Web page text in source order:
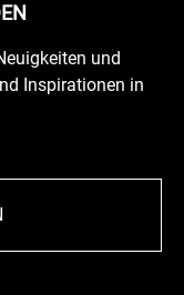
und
Inspirationen in